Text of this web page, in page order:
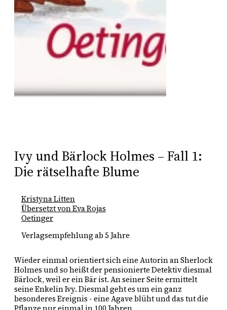
Ivy und Bärlock Holmes – Fall 1:
Die rätselhafte Blume
Kristyna Litten
Übersetzt von Eva Rojas
Oetinger
Verlagsempfehlung ab 5 Jahre
Wieder einmal orientiert sich eine Autorin an Sherlock
Holmes und so heißt der pensionierte Detektiv diesmal
Bärlock, weil er ein Bär ist. An seiner Seite ermittelt
seine Enkelin Ivy. Diesmal geht es um ein ganz
besonderes Ereignis - eine Agave blüht und das tut die